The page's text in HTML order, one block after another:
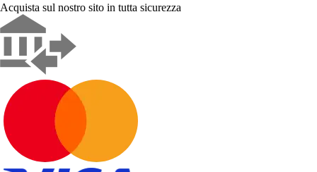
Acquista sul nostro sito in tutta sicurezza